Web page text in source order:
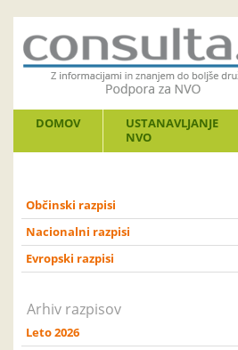
DOMOV
USTANAVLJANJE
NVO
Občinski razpisi
Nacionalni razpisi
Evropski razpisi
Arhiv razpisov
Leto 2026